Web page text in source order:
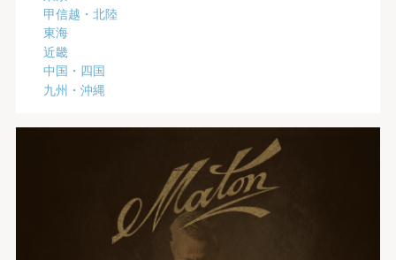
甲信越・北陸
東海
近畿
中国・四国
九州・沖縄